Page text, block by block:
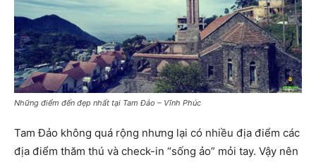
Những điểm đến đẹp nhất tại Tam Đảo – Vĩnh Phúc
Tam Đảo không quá rộng nhưng lại có nhiều địa điểm các
địa điểm thăm thú và check-in “sống ảo” mỏi tay. Vậy nên